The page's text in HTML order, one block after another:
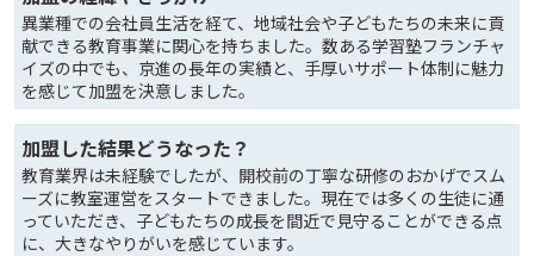
異業種での会社員生活を経て、地域社会や子どもたちの未来に貢
献できる教育事業に関心を持ちました。数ある学習塾フランチャ
イズの中でも、京進の長年の実績と、手厚いサポート体制に魅力
を感じて加盟を決意しました。
加盟した結果どうなった？
教育業界は未経験でしたが、開校前の丁寧な研修のおかげでスム
ーズに教室運営をスタートできました。現在では多くの生徒に通
っていただき、子どもたちの成長を間近で見守ることができる点
に、大きなやりがいを感じています。